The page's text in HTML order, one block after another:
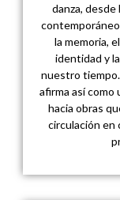
danza,
la memoria,
identidad y
nuestro
afirma así como
hacia obras
circulación